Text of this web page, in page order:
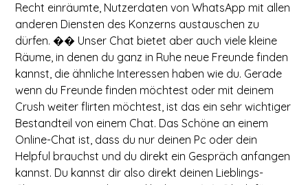
Recht einräumte, Nutzerdaten von WhatsApp mit allen
anderen Diensten des Konzerns austauschen zu
dürfen. �� Unser Chat bietet aber auch viele kleine
Räume, in denen du ganz in Ruhe neue Freunde finden
kannst, die ähnliche Interessen haben wie du. Gerade
wenn du Freunde finden möchtest oder mit deinem
Crush weiter flirten möchtest, ist das ein sehr wichtiger
Bestandteil von einem Chat. Das Schöne an einem
Online-Chat ist, dass du nur deinen Pc oder dein
Helpful brauchst und du direkt ein Gespräch anfangen
kannst. Du kannst dir also direkt deinen Lieblings-